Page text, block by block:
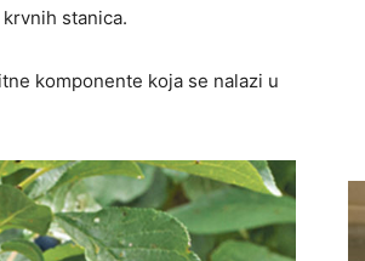
stanica.
komponente koja se nalazi u